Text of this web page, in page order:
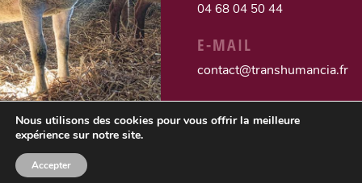
04 68 04 50 44
E-MAIL
contact@transhumancia.fr
Nous utilisons des cookies pour vous offrir la meilleure
expérience sur notre site.
Accepter